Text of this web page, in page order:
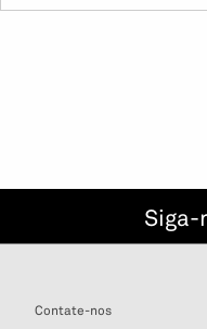
Siga-
Contate-nos